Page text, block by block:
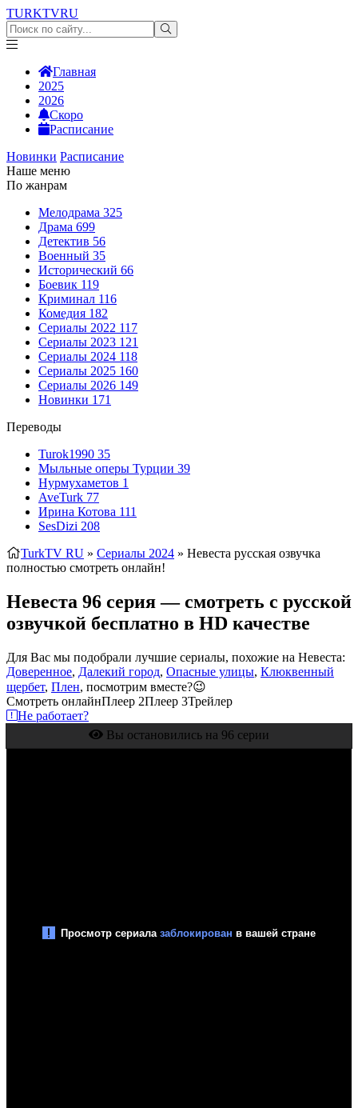
TURKTVRU
Главная
2025
2026
Скоро
Расписание
Новинки Расписание
Наше меню
По жанрам
Мелодрама 325
Драма 699
Детектив 56
Военный 35
Исторический 66
Боевик 119
Криминал 116
Комедия 182
Сериалы 2022 117
Сериалы 2023 121
Сериалы 2024 118
Сериалы 2025 160
Сериалы 2026 149
Новинки 171
Переводы
Turok1990 35
Мыльные оперы Турции 39
Нурмухаметов 1
AveTurk 77
Ирина Котова 111
SesDizi 208
TurkTV RU » Сериалы 2024 » Невеста русская озвучка
полностью смотреть онлайн!
Невеста 96 серия — смотреть с русской
озвучкой бесплатно в HD качестве
Для Вас мы подобрали лучшие сериалы, похожие на Невеста:
Доверенное, Далекий город, Опасные улицы, Клюквенный
щербет, Плен, посмотрим вместе?😉
Смотреть онлайнПлеер 2Плеер 3Трейлер
Не работает?
Вы остановились на 96 серии